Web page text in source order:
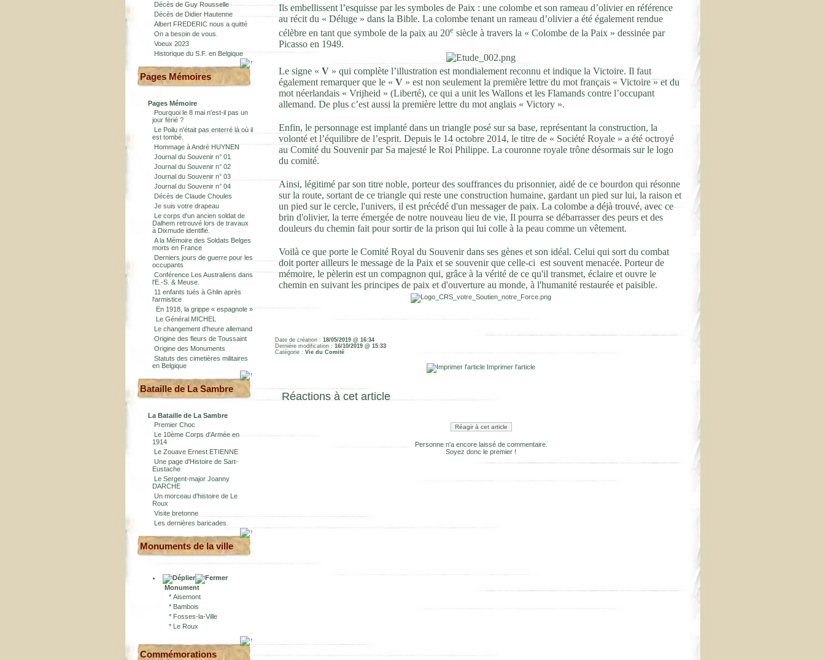
Décès de Guy Rousselle
Décès de Didier Hautenne
Albert FREDERIC nous a quitté
On a besoin de vous.
Voeux 2023
Historique du S.F. en Belgique
Pages Mémoires
Pages Mémoire
Pourquoi le 8 mai n'est-il pas un
jour férié ?
Le Poilu n'était pas enterré là où il
est tombé.
Hommage à André HUYNEN
Journal du Souvenir n° 01
Journal du Souvenir n° 02
Journal du Souvenir n° 03
Journal du Souvenir n° 04
Décès de Claude Choules
Je suis votre drapeau
Le corps d'un ancien soldat de
Dalhem retrouvé lors de travaux
à Dixmude identifié.
A la Mémoire des Soldats Belges
morts en France
Derniers jours de guerre pour les
occupants
Conférence Les Australiens dans
l'E.-S. & Meuse.
11 enfants tués à Ghlin après
l'armistice
En 1918, la grippe « espagnole »
Le Général MICHEL
Le changement d'heure allemand
Origine des fleurs de Toussaint
Origine des Monuments
Statuts des cimetières militaires
en Belgique
Bataille de La Sambre
La Bataille de La Sambre
Premier Choc
Le 10ème Corps d'Armée en
1914
Le Zouave Ernest ETIENNE
Une page d'Histoire de Sart-
Eustache
Le Sergent-major Joanny
DARCHE
Un morceau d’histoire de Le
Roux
Visite bretonne
Les dernières baricades.
Monuments de la ville
Monument
* Aisemont
* Bambois
* Fosses-la-Ville
* Le Roux
Commémorations
Ils embellissent l’esquisse par les symboles de Paix : une colombe et son rameau d’olivier en référence
au récit du « Déluge » dans la Bible. La colombe tenant un rameau d’olivier a été également rendue
célèbre en tant que symbole de la paix au 20esiècle à travers la « Colombe de la Paix » dessinée par
Picasso en 1949.
Le signe « V» qui complète l’illustration est mondialement reconnu et indique la Victoire. Il faut
également remarquer que le « V» est non seulement la première lettre du mot français « Victoire » et du
mot néerlandais « Vrijheid » (Liberté), ce qui a unit les Wallons et les Flamands contre l’occupant
allemand. De plus c’est aussi la première lettre du mot anglais « Victory ».
Enfin, le personnage est implanté dans un triangle posé sur sa base, représentant la construction, la
volonté et l’équilibre de l’esprit. Depuis le 14 octobre 2014, le titre de « Société Royale » a été octroyé
au Comité du Souvenir par Sa majesté le Roi Philippe. La couronne royale trône désormais sur le logo
du comité.
Ainsi, légitimé par son titre noble, porteur des souffrances du prisonnier, aidé de ce bourdon qui résonne
sur la route, sortant de ce triangle qui reste une construction humaine, gardant un pied sur lui, la raison et
un pied sur le cercle, l'univers, il est précédé d'un messager de paix. La colombe a déjà trouvé, avec ce
brin d'olivier, la terre émergée de notre nouveau lieu de vie, Il pourra se débarrasser des peurs et des
douleurs du chemin fait pour sortir de la prison qui lui colle à la peau comme un vêtement.
Voilà ce que porte le Comité Royal du Souvenir dans ses gènes et son idéal. Celui qui sort du combat
doit porter ailleurs le message de la Paix et se souvenir que celle-ci est souvent menacée. Porteur de
mémoire, le pèlerin est un compagnon qui, grâce à la vérité de ce qu'il transmet, éclaire et ouvre le
chemin en suivant les principes de paix et d'ouverture au monde, à l'humanité restaurée et paisible.
Date de création : 18/05/2019 @ 16:34
Dernière modification : 16/10/2019 @ 15:33
Catégorie : Vie du Comité
Imprimer l'article
Réactions à cet article
Réagir à cet article
Personne n'a encore laissé de commentaire.
Soyez donc le premier !